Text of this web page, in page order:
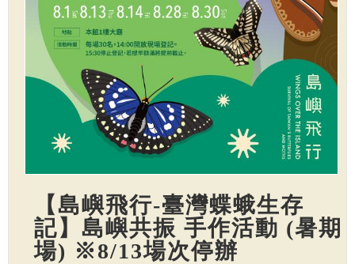
【島嶼飛行-臺灣蝶蛾生存
記】島嶼共振 手作活動 (暑期
場) ※8/13場次停辦